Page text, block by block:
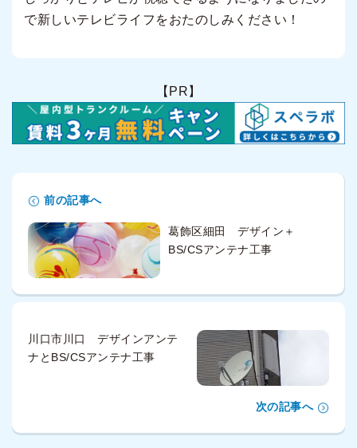
で新しいテレビライフをおたのしみください！
【PR】
前の記事へ
葛飾区細田 デザイン＋
BS/CSアンテナ工事
川口市川口 デザインアンテ
ナとBS/CSアンテナ工事
次の記事へ